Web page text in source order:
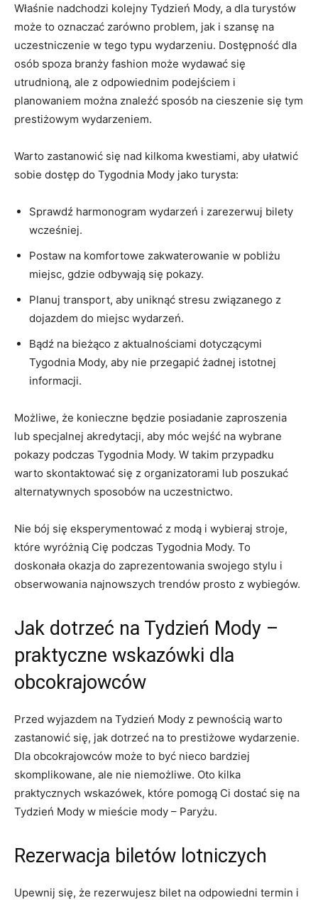
Właśnie nadchodzi kolejny Tydzień Mody, a dla turystów
może to oznaczać zarówno problem, jak i szansę na
uczestniczenie w tego‌ typu wydarzeniu. Dostępność dla
osób spoza branży fashion może wydawać się
utrudnioną, ale‌ z odpowiednim podejściem i
⁣planowaniem można znaleźć sposób⁣ na cieszenie się tym
prestiżowym wydarzeniem.
Warto zastanowić ⁢się nad kilkoma kwestiami, aby ułatwić
sobie dostęp⁢ do ⁤Tygodnia Mody jako turysta:
Sprawdź harmonogram wydarzeń⁤ i zarezerwuj bilety
wcześniej.
Postaw⁣ na komfortowe zakwaterowanie w‌ pobliżu
miejsc, gdzie odbywają się pokazy.
Planuj transport, aby uniknąć stresu związanego z
dojazdem do miejsc wydarzeń.
Bądź na bieżąco z aktualnościami dotyczącymi
Tygodnia Mody, aby nie przegapić żadnej istotnej
informacji.
Możliwe, że konieczne będzie ‍posiadanie zaproszenia
lub specjalnej akredytacji, aby móc wejść na wybrane
pokazy⁤ podczas Tygodnia Mody. ⁢W takim przypadku
warto skontaktować się z organizatorami lub⁤ poszukać
alternatywnych sposobów na uczestnictwo.
Nie bój się eksperymentować z modą i wybieraj stroje,
które wyróżnią Cię podczas Tygodnia​ Mody. To
doskonała okazja do zaprezentowania ‍swojego stylu i
obserwowania​ najnowszych trendów prosto z wybiegów.
Jak dotrzeć na⁤ Tydzień Mody –
praktyczne wskazówki dla
obcokrajowców
Przed wyjazdem na Tydzień Mody z pewnością warto
zastanowić się, jak dotrzeć na to prestiżowe wydarzenie.
Dla obcokrajowców może to być nieco bardziej
skomplikowane, ale nie niemożliwe. Oto kilka
praktycznych wskazówek, które pomogą​ Ci dostać się na
Tydzień Mody w mieście mody – Paryżu.
Rezerwacja biletów lotniczych
Upewnij się, że rezerwujesz bilet na odpowiedni termin‍ i